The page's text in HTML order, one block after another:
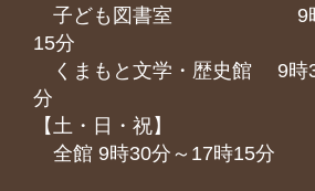
子ども図書室 9時
15分
くまもと⽂学・歴史館 9時
分
【土・日・祝】
全館 9時30分～17時15分